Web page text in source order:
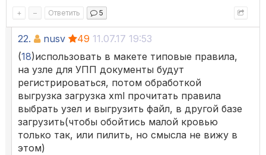
+ – Ответить 5
22. nusv 49 11.07.17 19:53
(18)использовать в макете типовые правила,
на узле для УПП документы будут
регистрироваться, потом обработкой
выгрузка загрузка xml прочитать правила
выбрать узел и выгрузить файл, в другой базе
загрузить(чтобы обойтись малой кровью
только так, или пилить, но смысла не вижу в
этом)